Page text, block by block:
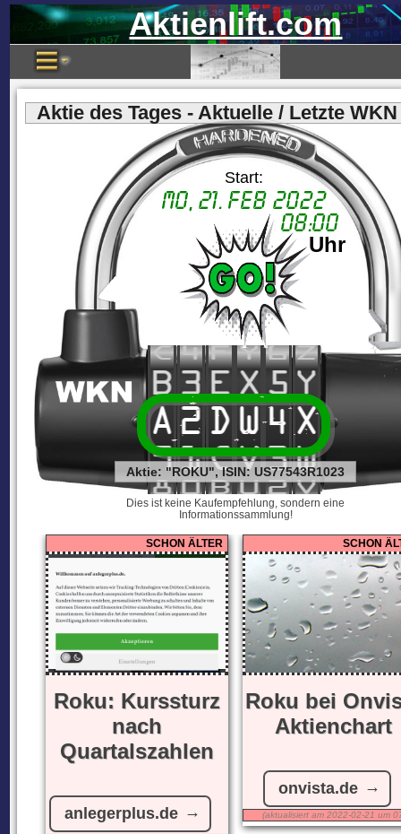
Aktienlift.com
Aktie des Tages - Aktuelle / Letzte WKN
Aktie: "ROKU", ISIN: US77543R1023
Start:
Mo, 21. Feb 2022
08:00
Uhr
C
B
A
9
8
4
3
2
1
0
F
E
D
C
B
Y
X
W
V
U
6
5
4
3
2
Z
Y
X
W
V
Dies ist keine Kaufempfehlung, sondern eine
Informationssammlung!
SCHON ÄLTER
Roku: Kurssturz
nach
Quartalszahlen
anlegerplus.de
SCHON
Roku bei
Aktienchart
onvista.de
(aktualisiert am 2022-02-21 um